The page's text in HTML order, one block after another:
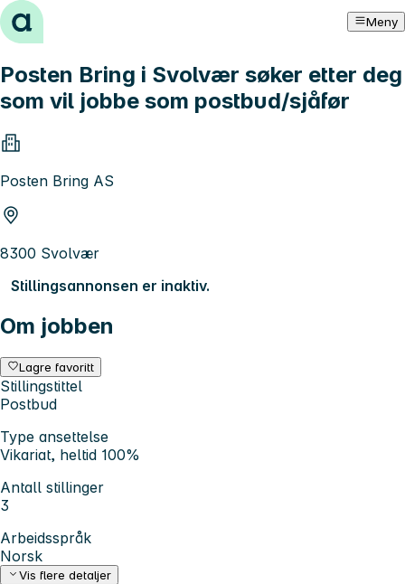
Hopp til innhold Meny
Posten Bring i Svolvær søker etter deg
som vil jobbe som postbud/sjåfør
Posten Bring AS
8300 Svolvær
Stillingsannonsen er inaktiv.
Om jobben
Lagre favoritt
Stillingstittel
Postbud
Type ansettelse
Vikariat, heltid 100%
Antall stillinger
3
Arbeidsspråk
Norsk
Vis flere detaljer